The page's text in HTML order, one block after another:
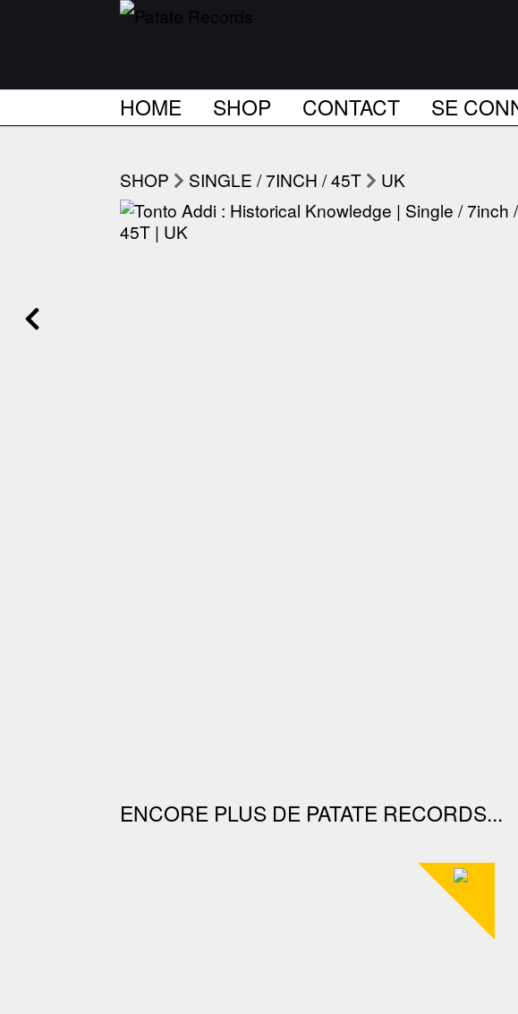
HOME SHOP CONTACT SE
SHOP SINGLE / 7INCH / 45T UK
ENCORE PLUS DE PATATE RECORDS...